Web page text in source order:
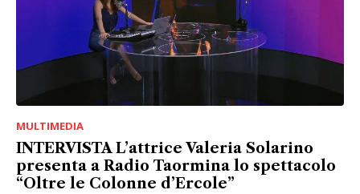
MULTIMEDIA
INTERVISTA L’attrice Valeria Solarino
presenta a Radio Taormina lo spettacolo
“Oltre le Colonne d’Ercole”